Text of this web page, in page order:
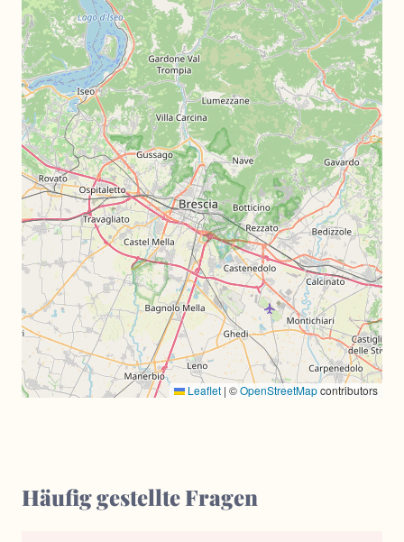
Leaflet | ©OpenStreetMapcontributors
Häufig gestellte Fragen